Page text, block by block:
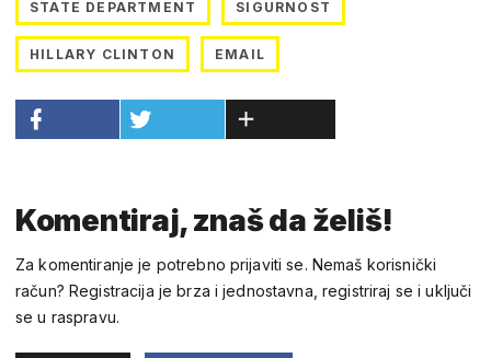
STATE DEPARTMENT SIGURNOST
HILLARY CLINTON EMAIL
Komentiraj, znaš da želiš!
Za komentiranje je potrebno prijaviti se. Nemaš korisnički
račun? Registracija je brza i jednostavna, registriraj se i uključi
se u raspravu.